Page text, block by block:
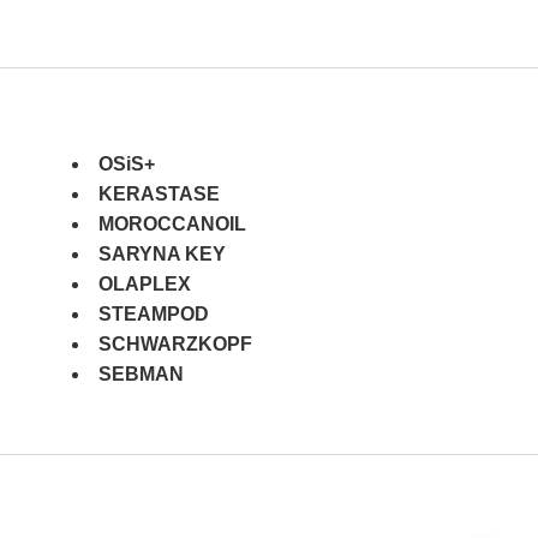
OSiS+
KERASTASE
MOROCCANOIL
SARYNA KEY
OLAPLEX
STEAMPOD
SCHWARZKOPF
SEBMAN